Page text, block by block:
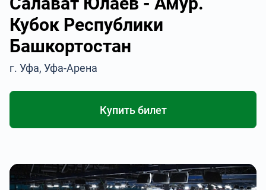
Кубок Республики
Башкортостан
г. Уфа, Уфа-Арена
Купить билет